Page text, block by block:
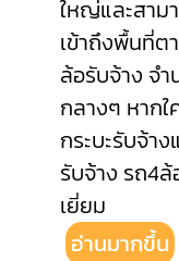
ใหญ่และสาม
เข้าถึงพื้นที่ต
ล้อรับจ้าง จ
กลางๆ หาก
กระบะรับจ้า
รับจ้าง รถ4
เยี่ยม
อ่านมากขึ้น